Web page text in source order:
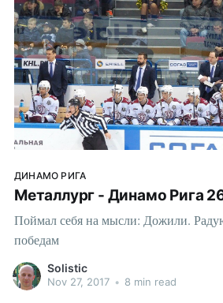
ДИНАМО РИГА
Металлург - Динамо Рига
Поймал себя на мысли: Дожили.
победам
Solistic
Nov 27, 2017 • 8 min read